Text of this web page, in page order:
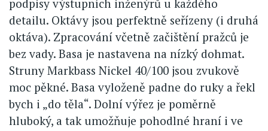
podpisy výstupních inženýrů u každého
detailu. Oktávy jsou perfektně seřízeny (i druhá
oktáva). Zpracování včetně začištění pražců je
bez vady. Basa je nastavena na nízký dohmat.
Struny Markbass Nickel 40/100 jsou zvukově
moc pěkné. Basa vyloženě padne do ruky a řekl
bych i „do těla“. Dolní výřez je poměrně
hluboký, a tak umožňuje pohodlné hraní i ve